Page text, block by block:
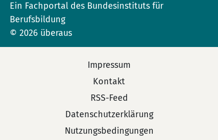
Ein Fachportal des Bundesinstituts für
Berufsbildung
© 2026 überaus
Impressum
Kontakt
RSS-Feed
Datenschutzerklärung
Nutzungsbedingungen